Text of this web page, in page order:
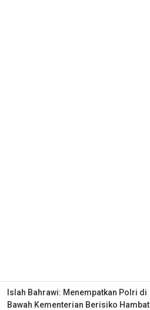
Islah Bahrawi: Menempatkan Polri di
Bawah Kementerian Berisiko Hambat